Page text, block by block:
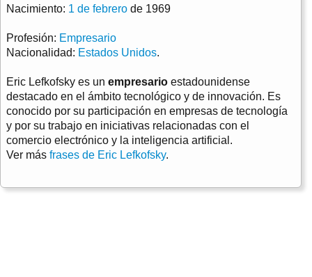
Nacimiento: 1 de febrero de 1969
Profesión: Empresario
Nacionalidad: Estados Unidos.
Eric Lefkofsky es un empresario estadounidense
destacado en el ámbito tecnológico y de innovación. Es
conocido por su participación en empresas de tecnología
y por su trabajo en iniciativas relacionadas con el
comercio electrónico y la inteligencia artificial.
Ver más frases de Eric Lefkofsky.